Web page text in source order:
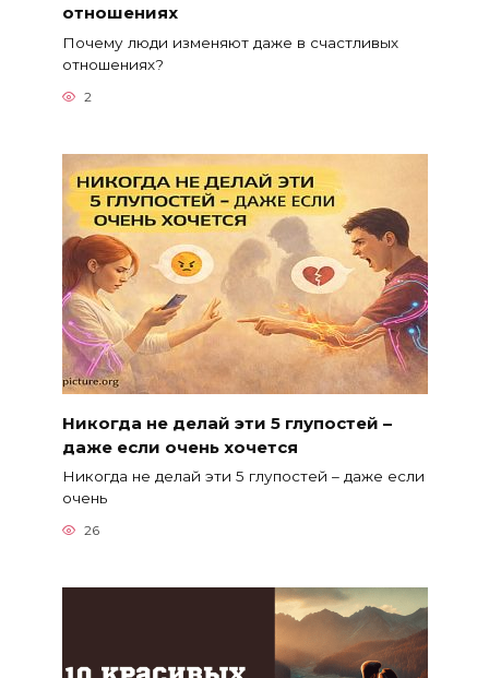
отношениях
Почему люди изменяют даже в счастливых
отношениях?
2
Никогда не делай эти 5 глупостей –
даже если очень хочется
Никогда не делай эти 5 глупостей – даже если
очень
26